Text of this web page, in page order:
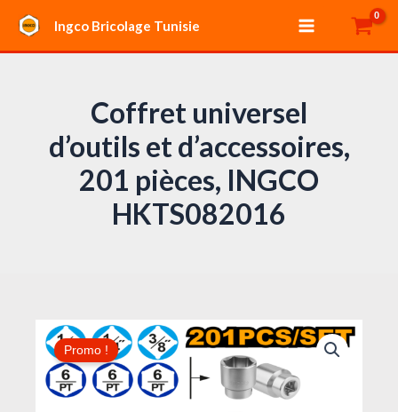
contenu
Ingco Bricolage Tunisie
Main
Menu
Coffret universel
d’outils et d’accessoires,
201 pièces, INGCO
HKTS082016
Promo !
Le
prix
initial
était :
Le
prix
actuel
est :
quantité
de
Coffret
universel